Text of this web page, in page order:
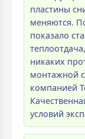
пластины
меняются.
показало
никаких
монтажной
компанией
условий